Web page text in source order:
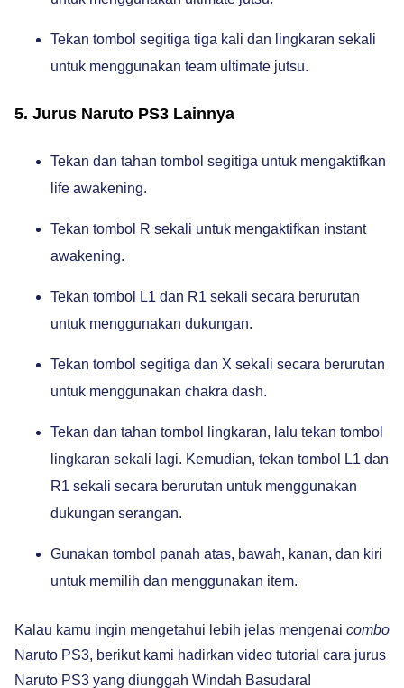
Tekan tombol segitiga tiga kali dan lingkaran sekali
untuk menggunakan team ultimate jutsu.
5. Jurus Naruto PS3 Lainnya
Tekan dan tahan tombol segitiga untuk mengaktifkan
life awakening.
Tekan tombol R sekali untuk mengaktifkan instant
awakening.
Tekan tombol L1 dan R1 sekali secara berurutan
untuk menggunakan dukungan.
Tekan tombol segitiga dan X sekali secara berurutan
untuk menggunakan chakra dash.
Tekan dan tahan tombol lingkaran, lalu tekan tombol
lingkaran sekali lagi. Kemudian, tekan tombol L1 dan
R1 sekali secara berurutan untuk menggunakan
dukungan serangan.
Gunakan tombol panah atas, bawah, kanan, dan kiri
untuk memilih dan menggunakan item.
Kalau kamu ingin mengetahui lebih jelas mengenai combo
Naruto PS3, berikut kami hadirkan video tutorial cara jurus
Naruto PS3 yang diunggah Windah Basudara!